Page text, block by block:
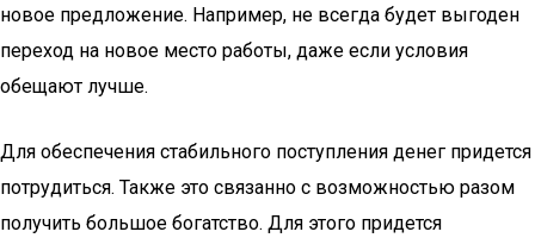
новое предложение. Например, не всегда будет выгоден
переход на новое место работы, даже если условия
обещают лучше.
Для обеспечения стабильного поступления денег придется
потрудиться. Также это связанно с возможностью разом
получить большое богатство. Для этого придется